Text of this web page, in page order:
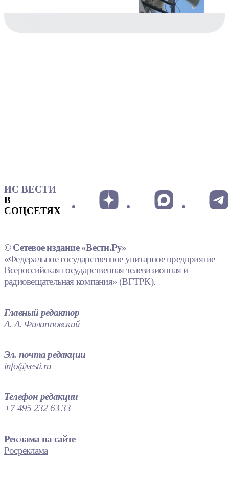
ИС ВЕСТИ
В
СОЦСЕТЯХ
© Сетевое издание «Вести.Ру»
«Федеральное государственное унитарное предприятие
Всероссийская государственная телевизионная и
радиовещательная компания» (ВГТРК).
Главный редактор
А. А. Филипповский
Эл. почта редакции
info@vesti.ru
Телефон редакции
+7 495 232 63 33
Реклама на сайте
Росреклама